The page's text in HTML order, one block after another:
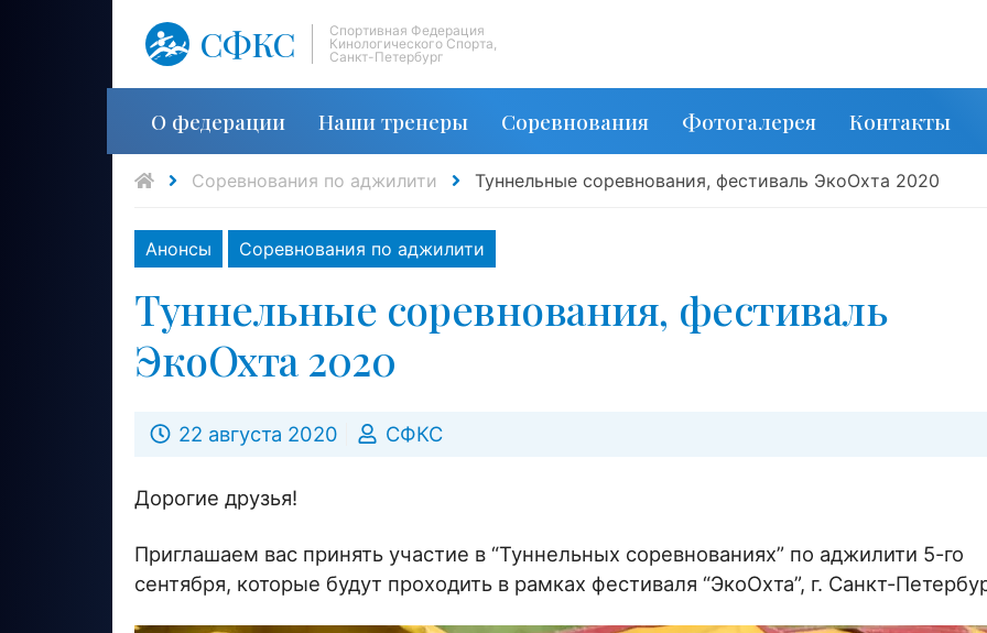
СФКС
Спортивная Федерация
Кинологического Спорта,
Санкт-Петербург
О федерации Наши тренеры Соревнования Фотогалерея Контакты
Соревнования по аджилити Туннельные соревнования, фестиваль ЭкоОхта 2020
Анонсы Соревнования по аджилити
Туннельные соревнования, фестиваль
ЭкоОхта 2020
22 августа 2020 СФКС
Дорогие друзья!
Приглашаем вас принять участие в “Туннельных соревнованиях” по аджилити 5-го
сентября, которые будут проходить в рамках фестиваля “ЭкоОхта”, г. Санкт-